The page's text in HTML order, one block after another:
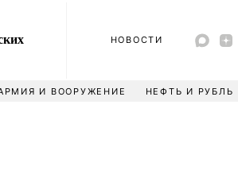
НОВОСТИ
И ВООРУЖЕНИЕ НЕФТЬ И РУБЛЬ